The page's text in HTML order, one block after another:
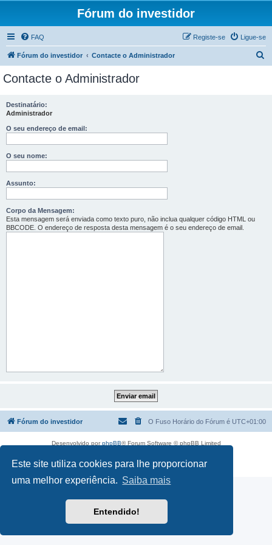
Este site utiliza cookies para lhe proporcionar
uma melhor experiência. Saiba mais
Entendido!
Fórum do investidor
FAQ Ligue-se
Registe-se
Fórum do investidor Contacte o Administrador
Contacte o Administrador
Destinatário:
Administrador
O seu endereço de email:
O seu nome:
Assunto:
Corpo da Mensagem:
Esta mensagem será enviada como texto puro, não inclua qualquer código HTML ou
BBCODE. O endereço de resposta desta mensagem é o seu endereço de email.
Fórum do investidor O Fuso Horário do Fórum é UTC+01:00
Desenvolvido porphpBB® Forum Software © phpBB Limited
Privacidade |Termos